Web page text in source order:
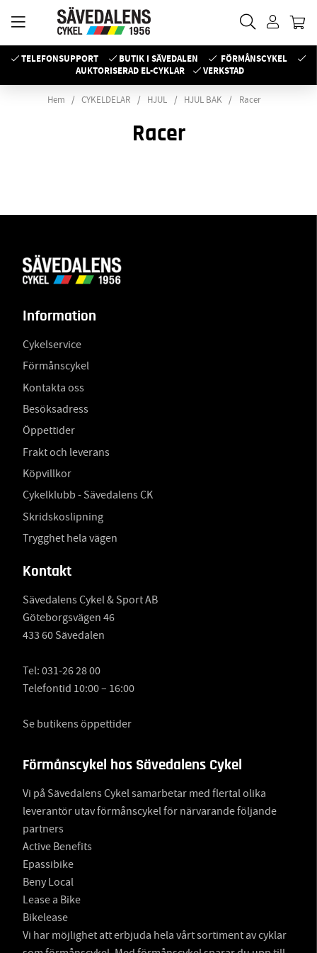
TELEFONSUPPORT BUTIK I SÄVEDALEN
FÖRMÅNSCYKEL
AUKTORISERAD EL-CYKLAR
VERKSTAD
Hem CYKELDELAR HJUL HJUL BAK Racer
Racer
Information
Cykelservice
Förmånscykel
Kontakta oss
Besöksadress
Öppettider
Frakt och leverans
Köpvillkor
Cykelklubb - Sävedalens CK
Skridskoslipning
Trygghet hela vägen
Kontakt
Sävedalens Cykel & Sport AB
Göteborgsvägen 46
433 60 Sävedalen
Tel: 031-26 28 00
Telefontid 10:00 – 16:00
Se butikens öppettider
Förmånscykel hos Sävedalens Cykel
Vi på Sävedalens Cykel samarbetar med flertal olika
leverantör utav förmånscykel för närvarande följande
partners
Active Benefits
Epassibike
Beny Local
Lease a Bike
Bikelease
Vi har möjlighet att erbjuda hela vårt sortiment av cyklar